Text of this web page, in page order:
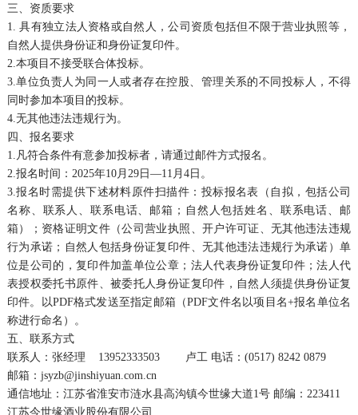
三、资质要求
1. 具有独立法人资格或自然人，公司资质包括但不限于营业执照等，
自然人提供身份证和身份证复印件。
2.本项目不接受联合体投标。
3.单位负责人为同一人或者存在控股、管理关系的不同投标人，不得
同时参加本项目的投标。
4.无其他违法违规行为。
四、报名要求
1.凡符合条件有意参加投标者，请通过邮件方式报名。
2.报名时间：2025年10月29日—11月4日。
3.报名时需提供下述材料原件扫描件：投标报名表（自拟，包括公司
名称、联系人、联系电话、邮箱；自然人包括姓名、联系电话、邮
箱）；资格证明文件（公司营业执照、开户许可证、无其他违法违规
行为承诺；自然人包括身份证复印件、无其他违法违规行为承诺）单
位是公司的，复印件加盖单位公章；法人代表身份证复印件；法人代
表授权委托书原件、被委托人身份证复印件，自然人须提供身份证复
印件。以PDF格式发送至指定邮箱（PDF文件名以项目名+报名单位名
称进行命名）。
五、联系方式
联系人：张经理 13952333503 卢工 电话：(0517) 8242 0879
邮箱：jsyzb@jinshiyuan.com.cn
通信地址：江苏省淮安市涟水县高沟镇今世缘大道1号 邮编：223411
江苏今世缘酒业股份有限公司